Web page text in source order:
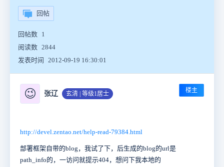
回帖
回帖数 1
阅读数 2844
发表时间
2012-09-19 16:30:01
😉 张辽 玄清 | 等级1居士 楼主
http://devel.zentao.net/help-read-79384.html
部署框架自带的blog，我试了下，后生成的blog的url是
path_info的，一访问就提示404，想问下我本地的